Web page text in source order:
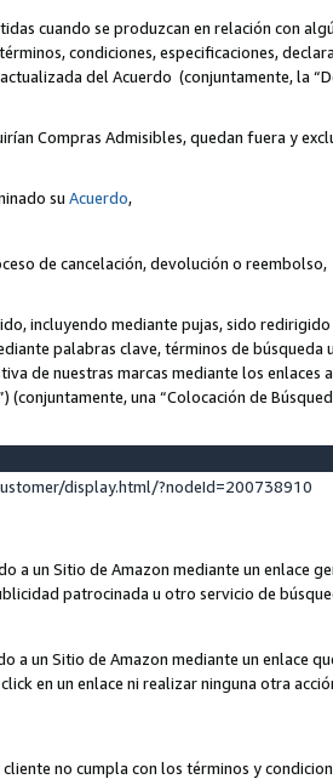
cuando se produzcan en relación con
condiciones, especificaciones,
del Acuerdo (conjuntamente, la
Compras Admisibles, quedan fuera y
su Acuerdo,
de cancelación, devolución o reembolso,
incluyendo mediante pujas, sido
palabras clave, términos de
de nuestras marcas mediante los
una “Colocación de
display.html/?nodeId=200738910
a un Sitio de Amazon mediante un enlace
patrocinada u otro servicio de
un Sitio de Amazon mediante un enlace
en un enlace ni realizar ninguna otra
no cumpla con los términos y